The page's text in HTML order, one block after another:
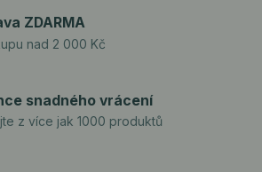
ZDARMA
nad 2 000 Kč
snadného vrácení
z více jak 1000 produktů